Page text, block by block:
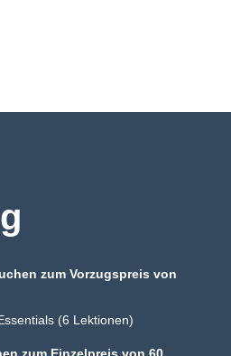
zum Vorzugspreis von
(6 Lektionen)